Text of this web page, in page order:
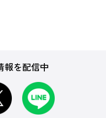
報を配信中